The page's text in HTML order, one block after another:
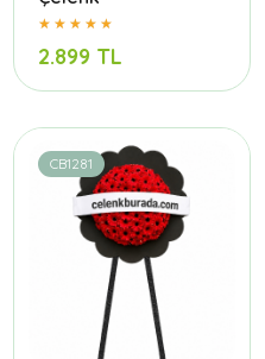
2.899 TL
CB1281